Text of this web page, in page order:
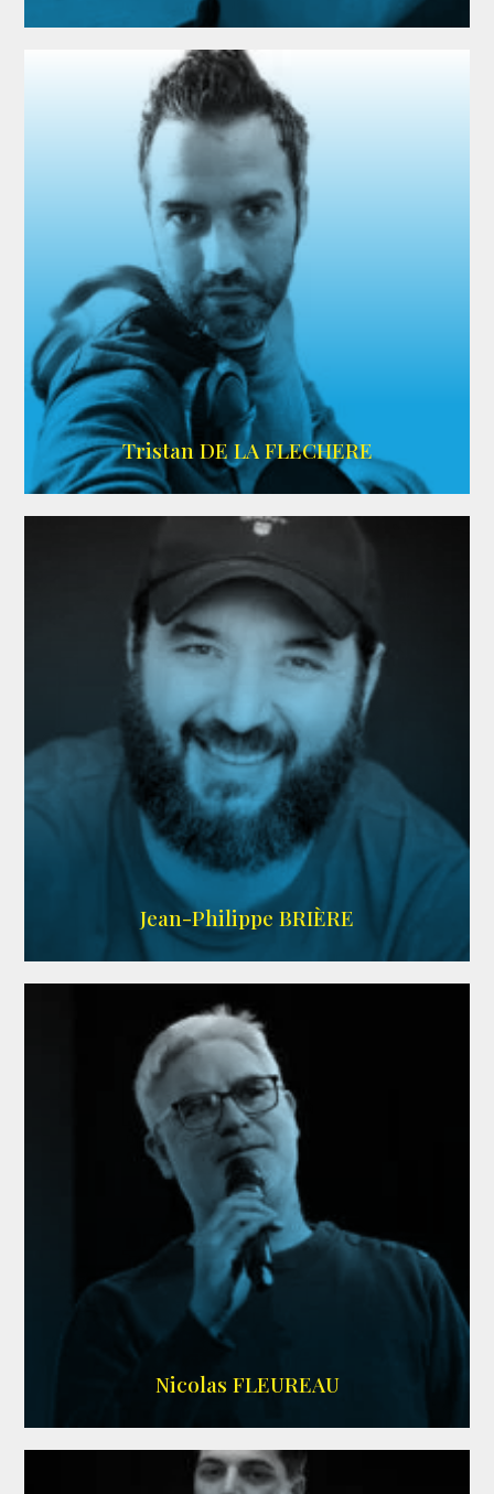
IMDB
Tristan DE LA FLECHERE
LINKEDIN
Jean-Philippe BRIÈRE
Nicolas FLEUREAU